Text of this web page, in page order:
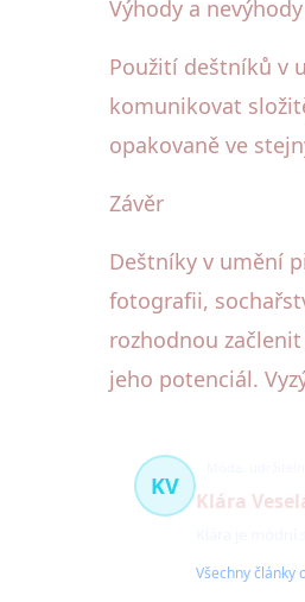
Výhody a
Použití deštníků v
komunikovat
opakovaně ve
Závěr
Deštníky v umění
fotografii,
rozhodnou
jeho potenciál.
KV
Klára
Všechny články